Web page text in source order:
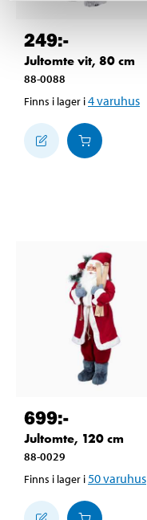
249:-
Jultomte vit, 80 cm
88-0088
Finns i lager i4varuhus
699:-
Jultomte, 120 cm
88-0029
Finns i lager i 50varuhus